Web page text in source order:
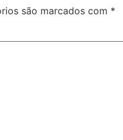
são marcados com *